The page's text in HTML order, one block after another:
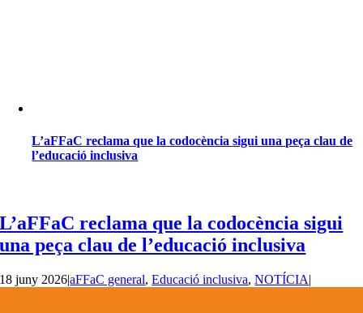
L’aFFaC reclama que la codocència sigui una peça clau de
l’educació inclusiva
L’aFFaC reclama que la codocència sigui
una peça clau de l’educació inclusiva
18 juny 2026|aFFaC general,Educació inclusiva,NOTÍCIA|